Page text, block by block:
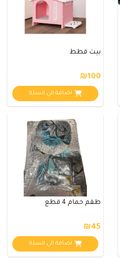
بيت قطط
₪100
اضافة الي السلة
طقم حمام 4 قطع
₪45
اضافة الي السلة